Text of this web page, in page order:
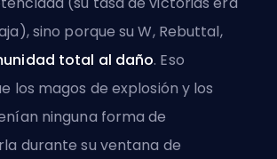
sino porque su W, Rebuttal,
total al daño. Eso
los magos de explosión y los
ninguna forma de
durante su ventana de